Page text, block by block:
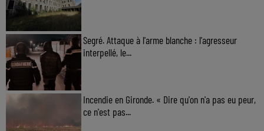
Segré. Attaque à l'arme blanche : l'agresseur
interpellé, le...
Incendie en Gironde. « Dire qu'on n'a pas eu peur,
ce n'est pas...